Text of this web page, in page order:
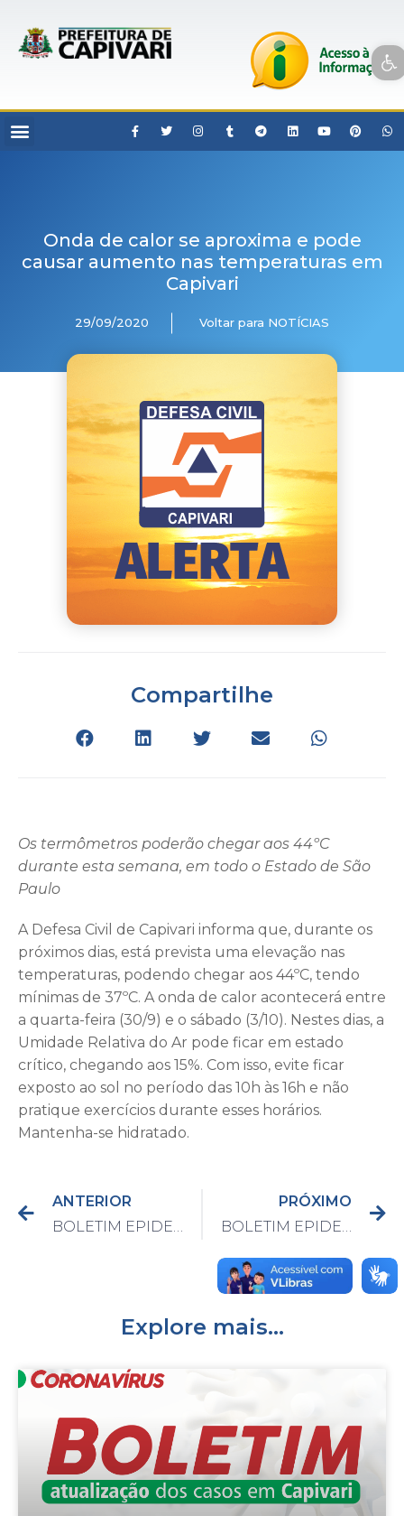
Open toolbar
Onda de calor se aproxima e pode
causar aumento nas temperaturas em
Capivari
29/09/2020 Voltar para NOTÍCIAS
Compartilhe
Os termômetros poderão chegar aos 44ºC
durante esta semana, em todo o Estado de São
Paulo
A Defesa Civil de Capivari informa que, durante os
próximos dias, está prevista uma elevação nas
temperaturas, podendo chegar aos 44ºC, tendo
mínimas de 37ºC. A onda de calor acontecerá entre
a quarta-feira (30/9) e o sábado (3/10). Nestes dias, a
Umidade Relativa do Ar pode ficar em estado
crítico, chegando aos 15%. Com isso, evite ficar
exposto ao sol no período das 10h às 16h e não
pratique exercícios durante esses horários.
Mantenha-se hidratado.
ANTERIOR
PRÓXIMO
Explore mais...